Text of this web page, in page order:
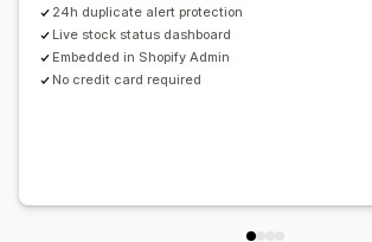
24h duplicate alert protection
Live stock status dashboard
Embedded in Shopify Admin
No credit card required